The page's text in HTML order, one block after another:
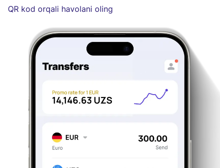
QR kod orqali havolani oling